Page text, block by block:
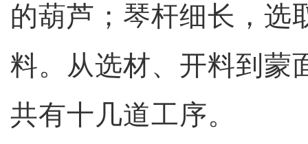
的葫芦；琴杆细长，选
料。从选材、开料到蒙
共有十几道工序。